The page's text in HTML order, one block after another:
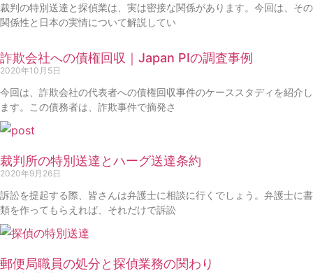
裁判の特別送達と探偵業は、実は密接な関係があります。今回は、その
関係性と日本の実情について解説してい
詐欺会社への債権回収｜Japan PIの調査事例
2020年10月5日
今回は、詐欺会社の代表者への債権回収事件のケーススタディを紹介し
ます。この債務者は、詐欺事件で摘発さ
裁判所の特別送達とハーグ送達条約
2020年9月26日
訴訟を提起する際、皆さんは弁護士に相談に行くでしょう。弁護士に書
類を作ってもらえれば、それだけで訴訟
郵便局職員の処分と探偵業務の関わり